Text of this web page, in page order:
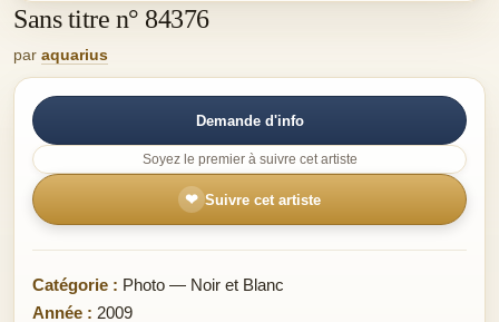
Sans titre n° 84376
par aquarius
Demande d'info
Soyez le premier à suivre cet artiste
❤ Suivre cet artiste
Catégorie : Photo — Noir et Blanc
Année : 2009